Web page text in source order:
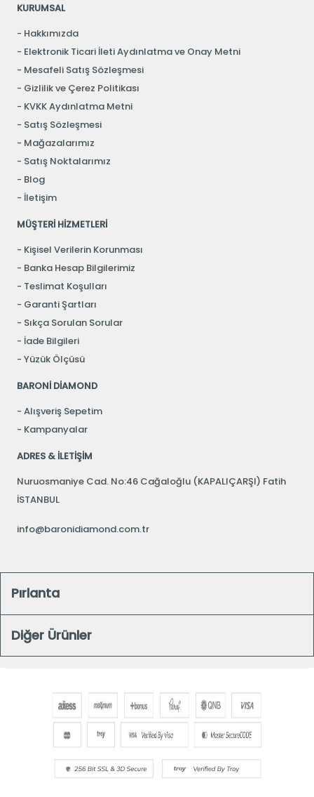
KURUMSAL
Hakkımızda
Elektronik Ticari İleti Aydınlatma ve Onay Metni
Mesafeli Satış Sözleşmesi
Gizlilik ve Çerez Politikası
KVKK Aydınlatma Metni
Satış Sözleşmesi
Mağazalarımız
Satış Noktalarımız
Blog
İletişim
MÜŞTERİ HİZMETLERİ
Kişisel Verilerin Korunması
Banka Hesap Bilgilerimiz
Teslimat Koşulları
Garanti Şartları
Sıkça Sorulan Sorular
İade Bilgileri
Yüzük Ölçüsü
BARONİ DİAMOND
Alışveriş Sepetim
Kampanyalar
ADRES & İLETİŞİM
Nuruosmaniye Cad. No:46 Cağaloğlu (KAPALIÇARŞI) Fatih
İSTANBUL
info@baronidiamond.com.tr
Pırlanta
Diğer Ürünler